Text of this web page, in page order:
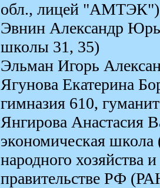
обл., лицей "АМТЭК")
Эвнин Александр
школы 31, 35)
Эльман Игорь
Ягунова Екатерина
гимназия 610,
Янгирова Анастасия
экономическая
народного хозяйства
правительстве РФ